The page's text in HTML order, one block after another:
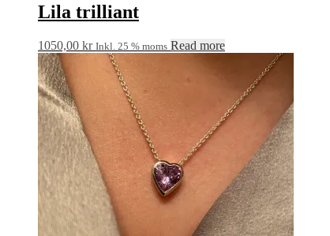
Lila trilliant
1050,00 kr Inkl. 25 % moms Read more